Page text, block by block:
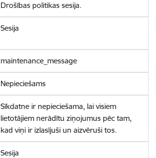
Drošības politikas sesija.
Sesija
maintenance_message
Nepieciešams
Sīkdatne ir nepieciešama, lai visiem
lietotājiem nerādītu ziņojumus pēc tam,
kad viņi ir izlasījuši un aizvēruši tos.
Sesija